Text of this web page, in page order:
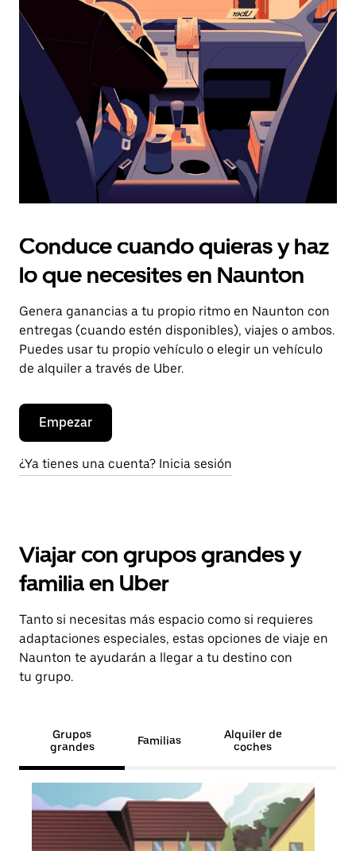
el
botón
escape
el
calendario.
Conduce cuando quieras y haz
lo que necesites en Naunton
Genera ganancias a tu propio ritmo en Naunton con
entregas (cuando estén disponibles), viajes o ambos.
Puedes usar tu propio vehículo o elegir un vehículo
de alquiler a través de Uber.
Empezar
¿Ya tienes una cuenta? Inicia sesión
Viajar con grupos grandes y
familia en Uber
Tanto si necesitas más espacio como si requieres
adaptaciones especiales, estas opciones de viaje en
Naunton te ayudarán a llegar a tu destino con
tu grupo.
Grupos
grandes
Familias
Alquiler de
coches